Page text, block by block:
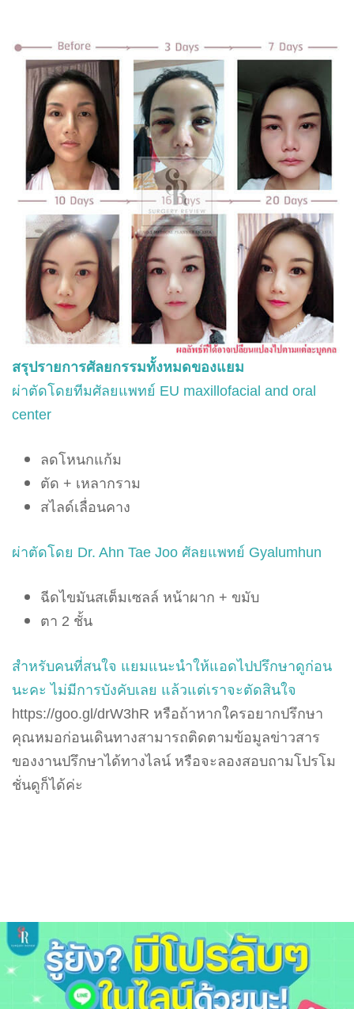
สรุปรายการศัลยกรรมทั้งหมดของแยม
ผ่าตัดโดยทีมศัลยแพทย์ EU maxillofacial and oral
center
ลดโหนกแก้ม
ตัด + เหลากราม
สไลด์เลื่อนคาง
ผ่าตัดโดย Dr. Ahn Tae Joo ศัลยแพทย์ Gyalumhun
ฉีดไขมันสเต็มเซลล์ หน้าผาก + ขมับ
ตา 2 ชั้น
สำหรับคนที่สนใจ แยมแนะนำให้แอดไปปรึกษาดูก่อน
นะคะ ไม่มีการบังคับเลย แล้วแต่เราจะตัดสินใจ
https://goo.gl/drW3hR หรือถ้าหากใครอยากปรึกษา
คุณหมอก่อนเดินทางสามารถติดตามข้อมูลข่าวสาร
ของงานปรึกษาได้ทางไลน์ หรือจะลองสอบถามโปรโม
ชั่นดูก็ได้ค่ะ